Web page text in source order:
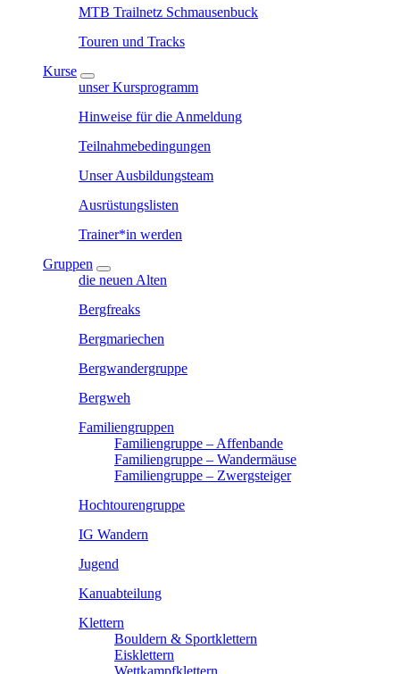
MTB Trailnetz Schmausenbuck
Touren und Tracks
Kurse
unser Kursprogramm
Hinweise für die Anmeldung
Teilnahmebedingungen
Unser Ausbildungsteam
Ausrüstungslisten
Trainer*in werden
Gruppen
die neuen Alten
Bergfreaks
Bergmariechen
Bergwandergruppe
Bergweh
Familiengruppen
Familiengruppe – Affenbande
Familiengruppe – Wandermäuse
Familiengruppe – Zwergsteiger
Hochtourengruppe
IG Wandern
Jugend
Kanuabteilung
Klettern
Bouldern & Sportklettern
Eisklettern
Wettkampfklettern